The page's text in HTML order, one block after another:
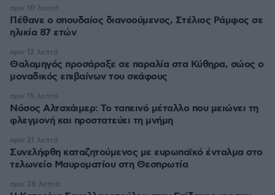
Πέθανε ο σπουδαίος διανοούμενος, Στέλιος Ράμφος σε
ηλικία 87 ετών
πριν 10 λεπτά
Θαλαμηγός προσάραξε σε παραλία στα Κύθηρα, σώος ο
μοναδικός επιβαίνων του σκάφους
πριν 12 λεπτά
Νόσος Αλτσχάιμερ: Το ταπεινό μέταλλο που μειώνει τη
φλεγμονή και προστατεύει τη μνήμη
πριν 15 λεπτά
Συνελήφθη καταζητούμενος με ευρωπαϊκό ένταλμα στο
τελωνείο Μαυροματίου στη Θεσπρωτία
πριν 21 λεπτά
πριν 28 λεπτά